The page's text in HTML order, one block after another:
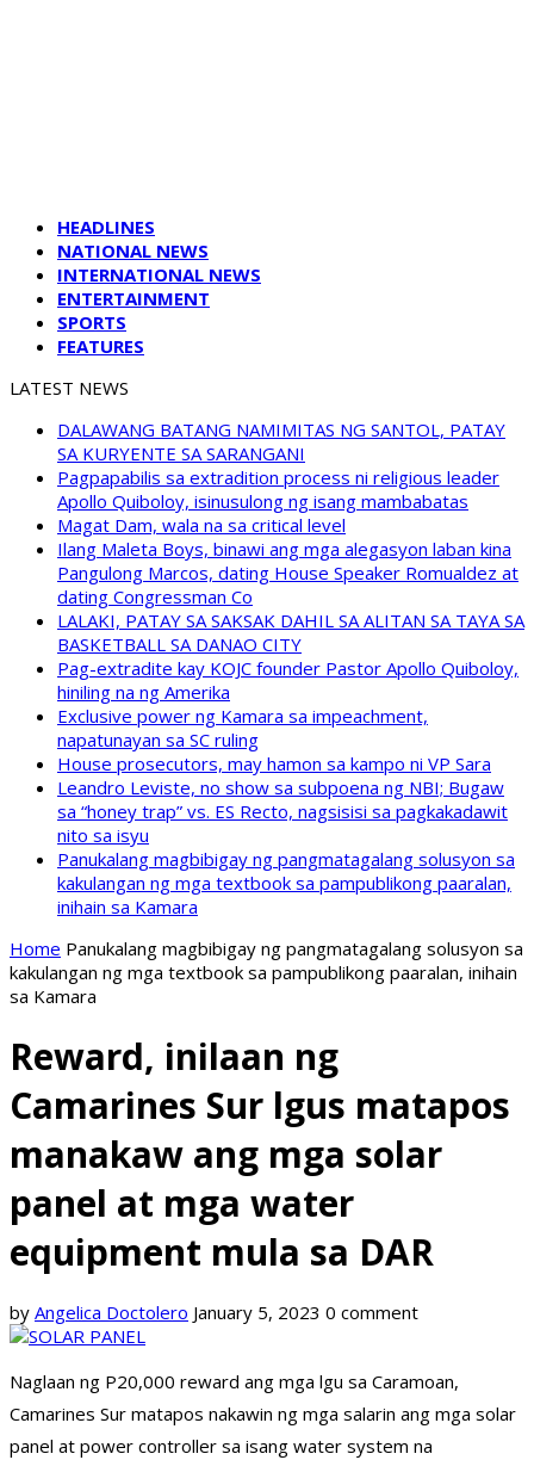
HEADLINES
NATIONAL NEWS
INTERNATIONAL NEWS
ENTERTAINMENT
SPORTS
FEATURES
LATEST NEWS
DALAWANG BATANG NAMIMITAS NG SANTOL, PATAY
SA KURYENTE SA SARANGANI
Pagpapabilis sa extradition process ni religious leader
Apollo Quiboloy, isinusulong ng isang mambabatas
Magat Dam, wala na sa critical level
Ilang Maleta Boys, binawi ang mga alegasyon laban kina
Pangulong Marcos, dating House Speaker Romualdez at
dating Congressman Co
LALAKI, PATAY SA SAKSAK DAHIL SA ALITAN SA TAYA SA
BASKETBALL SA DANAO CITY
Pag-extradite kay KOJC founder Pastor Apollo Quiboloy,
hiniling na ng Amerika
Exclusive power ng Kamara sa impeachment,
napatunayan sa SC ruling
House prosecutors, may hamon sa kampo ni VP Sara
Leandro Leviste, no show sa subpoena ng NBI; Bugaw
sa “honey trap” vs. ES Recto, nagsisisi sa pagkakadawit
nito sa isyu
Panukalang magbibigay ng pangmatagalang solusyon sa
kakulangan ng mga textbook sa pampublikong paaralan,
inihain sa Kamara
Home Panukalang magbibigay ng pangmatagalang solusyon sa
kakulangan ng mga textbook sa pampublikong paaralan, inihain
sa Kamara
Reward, inilaan ng
Camarines Sur lgus matapos
manakaw ang mga solar
panel at mga water
equipment mula sa DAR
by Angelica Doctolero January 5, 2023 0 comment
Naglaan ng P20,000 reward ang mga lgu sa Caramoan,
Camarines Sur matapos nakawin ng mga salarin ang mga solar
panel at power controller sa isang water system na